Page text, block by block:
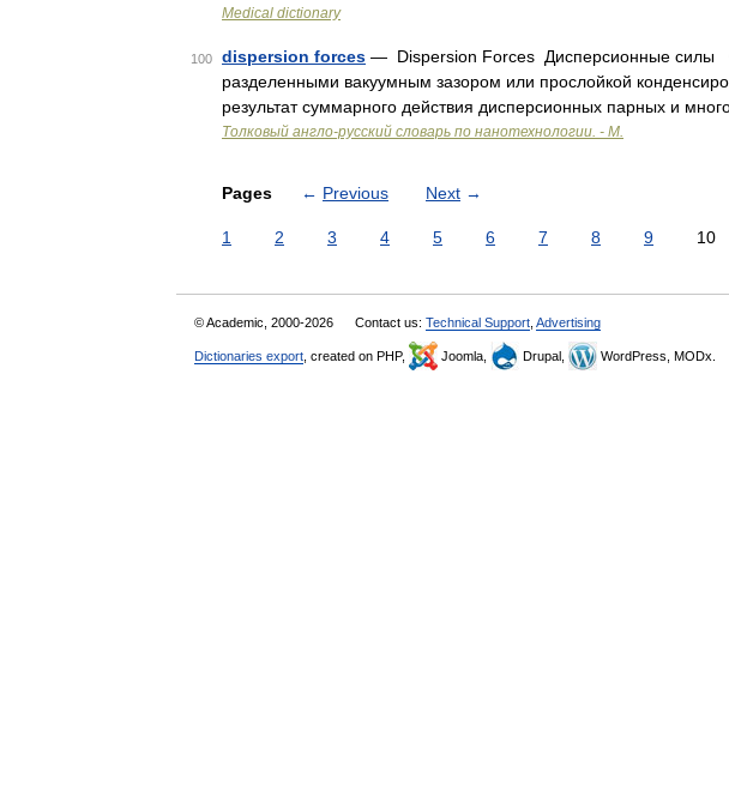
Medical dictionary
100 dispersion forces — Dispersion Forces Дисперсионные силы
разделенными вакуумным зазором или прослойкой
результат суммарного действия дисперсионных парных и
Толковый англо-русский словарь по нанотехнологии. - М.
Pages ← Previous Next →
1 2 3 4 5 6 7 8 9 10
© Academic, 2000-2026 Contact us: Technical Support Advertising
Dictionaries export , created on PHP, Joomla, Drupal, WordPress, MODx.